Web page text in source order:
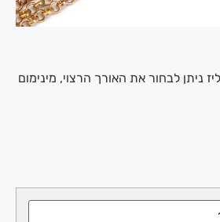
3 מ”מ מפליז ניתן לבחור את האורך הרצוי, מינימום